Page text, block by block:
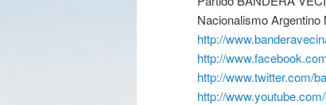
Nacionalismo Argentino
http://
http://
http://www.twitter.com/
http://